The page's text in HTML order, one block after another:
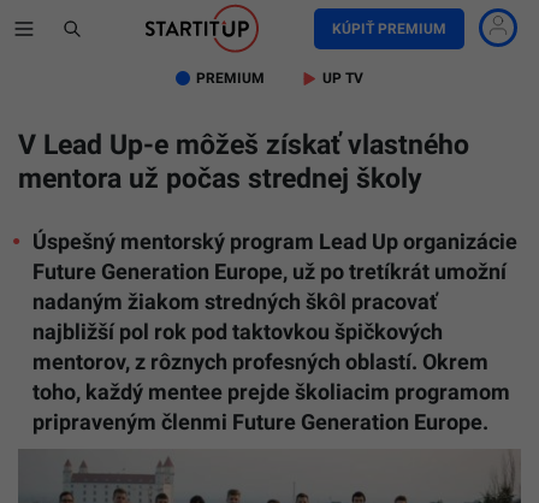
KÚPIŤ PREMIUM
PREMIUM UP TV
V Lead Up-e môžeš získať vlastného
mentora už počas strednej školy
Úspešný mentorský program Lead Up organizácie
Future Generation Europe, už po tretíkrát umožní
nadaným žiakom stredných škôl pracovať
najbližší pol rok pod taktovkou špičkových
mentorov, z rôznych profesných oblastí. Okrem
toho, každý mentee prejde školiacim programom
pripraveným členmi Future Generation Europe.